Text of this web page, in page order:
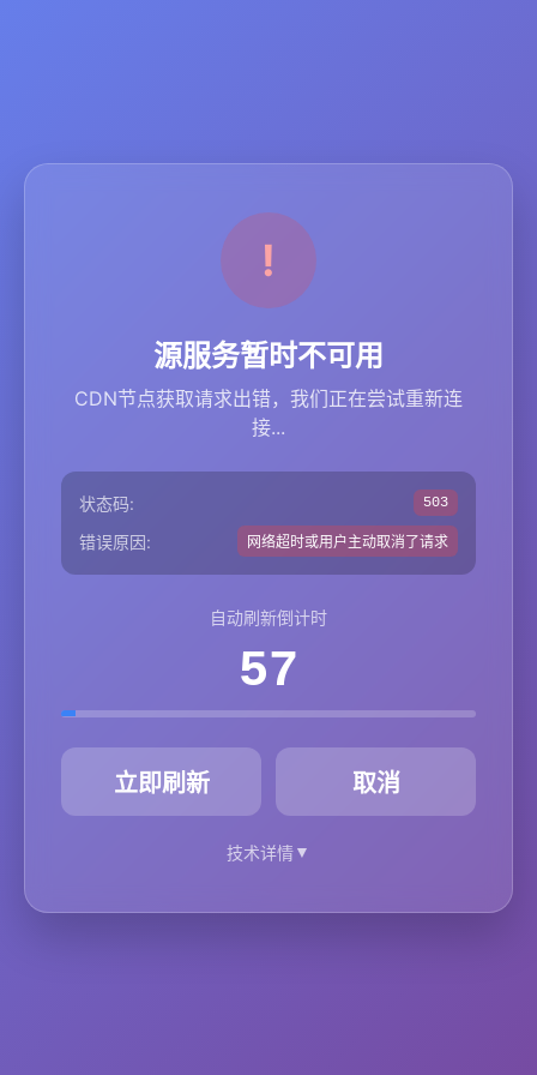
源服务暂时不可用
CDN节点获取请求出错，我们正在尝试重新连
接...
状态码: 503
错误原因: 网络超时或用户主动取消了请求
自动刷新倒计时
57
立即刷新 取消
技术详情▼